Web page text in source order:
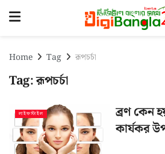
Home Tag রূপচর্চা
Tag:রূপচর্চা
লাইফস্টাইল
ব্রণ কেন
কার্যকর